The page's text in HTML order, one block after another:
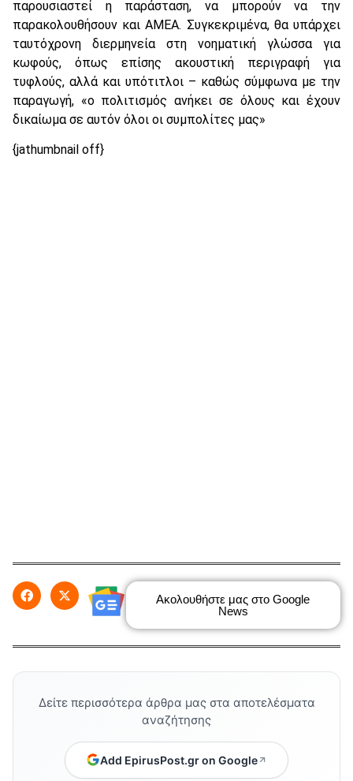
παρουσιαστεί η παράσταση, να μπορούν να την
παρακολουθήσουν και ΑΜΕΑ. Συγκεκριμένα, θα υπάρχει
ταυτόχρονη διερμηνεία στη νοηματική γλώσσα για
κωφούς, όπως επίσης ακουστική περιγραφή για
τυφλούς, αλλά και υπότιτλοι – καθώς σύμφωνα με την
παραγωγή, «ο πολιτισμός ανήκει σε όλους και έχουν
δικαίωμα σε αυτόν όλοι οι συμπολίτες μας»
{jathumbnail off}
Ακολουθήστε μας στο Google
News
Δείτε περισσότερα άρθρα μας στα αποτελέσματα
αναζήτησης
Add EpirusPost.gr on Google